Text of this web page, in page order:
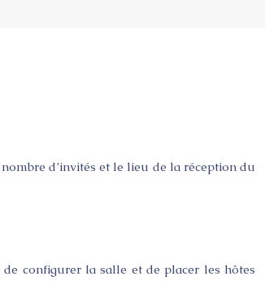
d’invités et le lieu de la réception du
configurer la salle et de placer les hôtes